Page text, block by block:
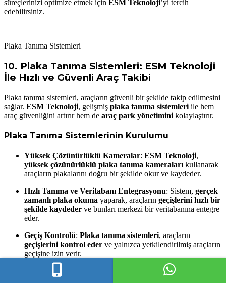
süreçlerinizi optimize etmek için ESM Teknoloji’yi tercih
edebilirsiniz.
Plaka Tanıma Sistemleri
10. Plaka Tanıma Sistemleri: ESM Teknoloji
İle Hızlı ve Güvenli Araç Takibi
Plaka tanıma sistemleri, araçların güvenli bir şekilde takip edilmesini
sağlar. ESM Teknoloji, gelişmiş plaka tanıma sistemleri ile hem
araç güvenliğini artırır hem de araç park yönetimini kolaylaştırır.
Plaka Tanıma Sistemlerinin Kurulumu
Yüksek Çözünürlüklü Kameralar: ESM Teknoloji,
yüksek çözünürlüklü plaka tanıma kameralarıkullanarak
araçların plakalarını doğru bir şekilde okur ve kaydeder.
Hızlı Tanıma ve Veritabanı Entegrasyonu: Sistem, gerçek
zamanlı plaka okuma yaparak, araçların geçişlerini hızlı bir
şekilde kaydeder ve bunları merkezi bir veritabanına entegre
eder.
Geçiş Kontrolü: Plaka tanıma sistemleri, araçların
geçişlerini kontrol eder ve yalnızca yetkilendirilmiş araçların
geçişine izin verir.
Plaka Tanıma Sistemlerinin Bakımı